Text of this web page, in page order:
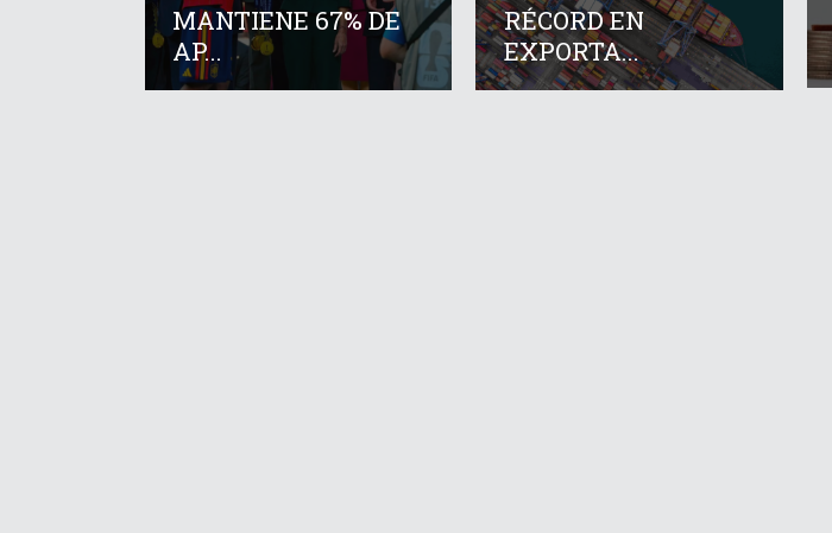
MANTIENE 67% DE
AP...
RÉCORD EN
EXPORTA...